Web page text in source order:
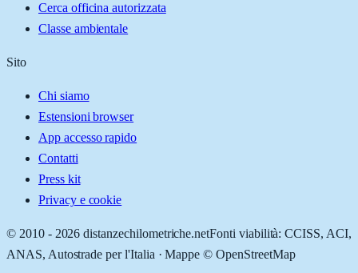
Cerca officina autorizzata
Classe ambientale
Sito
Chi siamo
Estensioni browser
App accesso rapido
Contatti
Press kit
Privacy e cookie
© 2010 - 2026 distanzechilometriche.netFonti viabilità: CCISS, ACI,
ANAS, Autostrade per l'Italia · Mappe © OpenStreetMap